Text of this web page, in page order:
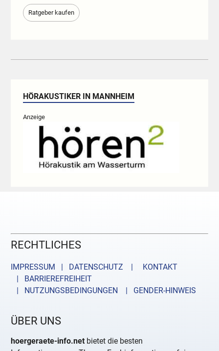
Ratgeber kaufen
HÖRAKUSTIKER IN MANNHEIM
Anzeige
RECHTLICHES
IMPRESSUM | DATENSCHUTZ |
KONTAKT
| BARRIEREFREIHEIT
| NUTZUNGSBEDINGUNGEN
| GENDER-HINWEIS
ÜBER UNS
hoergeraete-info.net bietet die besten